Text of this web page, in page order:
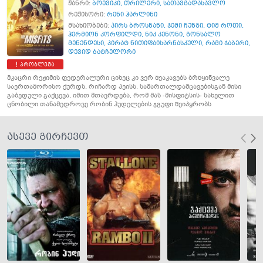
პრობლემა
ჟანრი: ბოევიკი, თრილერი, სათავგადასავლო
რეჟისორი: რენი ჰარლინი
მსახიობები: პირს ბროსნანი, ჯემი ჩუნგი, ტიმ როთი,
ჰერმიონ კორფილდი, ნიკ კენონი, გონსალო
მენენდესი, პირატ ნითიფაისარნასკული, რამი ჯაბერი,
დევიდ ბატჩელორი
მკაცრი რეჟიმის ფედერალური ციხეც კი ვერ შეაკავებს ბრწყინვალე
საერთაშორისო ქურდს, რიჩარდ პეისს. სამართალდამცავებისგან მისი
გაბედული გაქცევა, იმით მთავრდება, რომ მას -მისფიტსის- სახელით
ცნობილი თანამედროვე რობინ ჰუდელების ჯგუფი შეიპყრობს
ასევე გირჩევთ